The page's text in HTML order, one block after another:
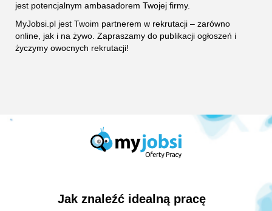
jest potencjalnym ambasadorem Twojej firmy.
MyJobsi.pl jest Twoim partnerem w rekrutacji – zarówno
online, jak i na żywo. Zapraszamy do publikacji ogłoszeń i
życzymy owocnych rekrutacji!
Jak znaleźć idealną pracę